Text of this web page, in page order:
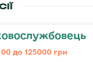
до 125000 грн